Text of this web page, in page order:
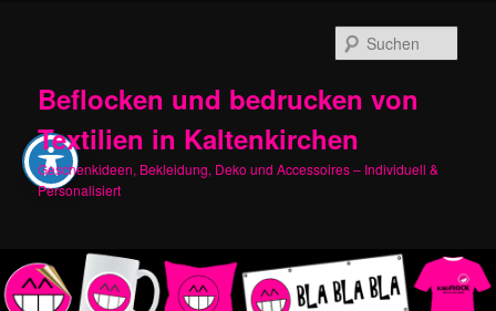
Beflocken und bedrucken von
Textilien in Kaltenkirchen
Geschenkideen, Bekleidung, Deko und Accessoires – Individuell &
Personalisiert